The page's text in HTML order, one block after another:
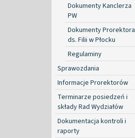
Dokumenty Kanclerza
PW
Dokumenty Prorektora
ds. Filii w Płocku
Regulaminy
Sprawozdania
Informacje Prorektorów
Terminarze posiedzeń i
składy Rad Wydziałów
Dokumentacja kontroli i
raporty